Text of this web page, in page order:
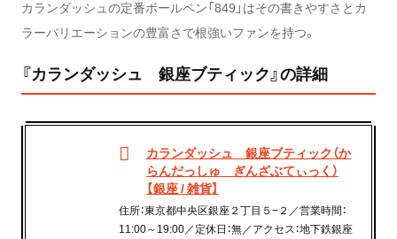
カランダッシュの定番ボールペン「849」はその書きやすさとカ
ラーバリエーションの豊富さで根強いファンを持つ。
『カランダッシュ 銀座ブティック』の詳細
カランダッシュ 銀座ブティック（か
らんだっしゅ ぎんざぶてぃっく）
【銀座 / 雑貨】
住所：東京都中央区銀座２丁目５−２／営業時間：
11:00～19:00／定休日：無／アクセス：地下鉄銀座